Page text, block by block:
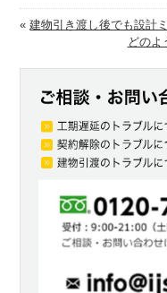
«建物引き渡し後でも設計
どのよ